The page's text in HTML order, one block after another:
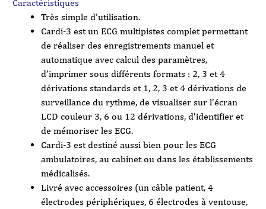
Caractéristiques
Très simple d’utilisation.
Cardi-3 est un ECG multipistes complet permettant
de réaliser des enregistrements manuel et
automatique avec calcul des paramètres,
d’imprimer sous différents formats : 2, 3 et 4
dérivations standards et 1, 2, 3 et 4 dérivations de
surveillance du rythme, de visualiser sur l’écran
LCD couleur 3, 6 ou 12 dérivations, d’identifier et
de mémoriser les ECG.
Cardi-3 est destiné aussi bien pour les ECG
ambulatoires, au cabinet ou dans les établissements
médicalisés.
Livré avec accessoires (un câble patient, 4
électrodes périphériques, 6 électrodes à ventouse,